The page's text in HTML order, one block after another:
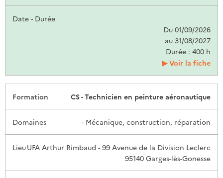
Du 01/09/2026
au 31/08/2027
Durée : 400 h
Voir la fiche
CS - Technicien en peinture aéronautique
- Mécanique, construction, réparation
UFA Arthur Rimbaud - 99 Avenue de la Division Leclerc
95140 Garges-lès-Gonesse